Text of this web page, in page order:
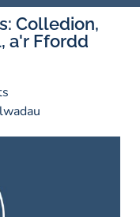
Colledion,
a'r Ffordd